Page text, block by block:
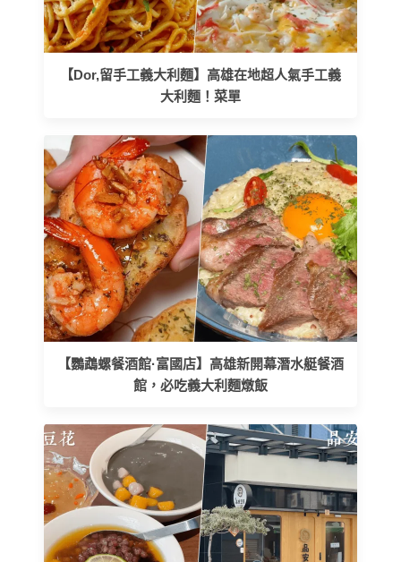
【Dor,留手工義大利麵】高雄在地超人氣手工義
大利麵！菜單
【鸚鵡螺餐酒館·富國店】高雄新開幕潛水艇餐酒
館，必吃義大利麵燉飯